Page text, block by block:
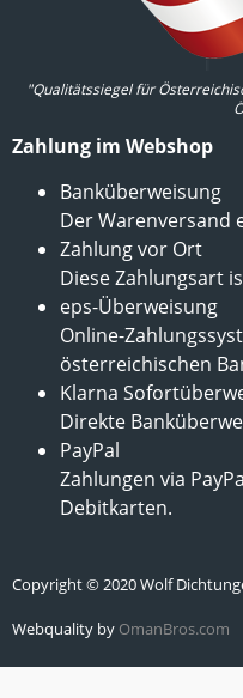
"Qualitätssiegel für
Zahlung im Webshop
Banküberweisung
Der Warenversand
Zahlung vor Ort
Diese Zahlungsart
eps-Überweisung
Online-
österreichischen
Klarna
Direkte
PayPal
Zahlungen via
Debitkarten.
Copyright © 2020 Wolf
Webquality by OmanBros.com